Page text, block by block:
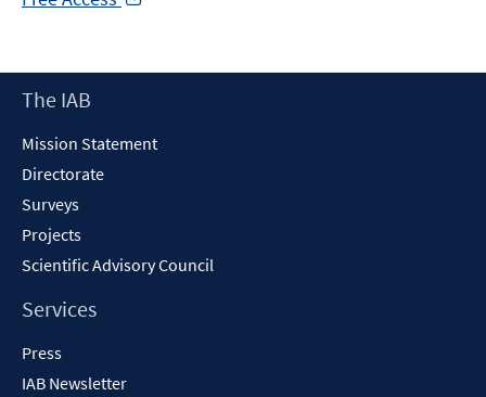
new
Footer
The IAB
Mission Statement
Directorate
Surveys
Projects
Scientific Advisory Council
Services
Press
IAB Newsletter